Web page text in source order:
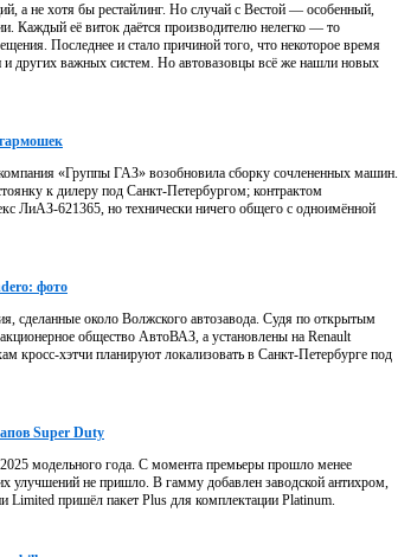
а не хотя бы рестайлинг. Но случай с Вестой — особенный,
Каждый её виток даётся производителю нелегко — то
Последнее и стало причиной того, что некоторое время
и других важных систем. Но автовазовцы всё же нашли новых
«Группы ГАЗ» возобновила сборку сочлененных машин.
к дилеру под Санкт-Петербургом; контрактом
ЛиАЗ-621365, но технически ничего общего с одноимённой
фото
сделанные около Волжского автозавода. Судя по открытым
общество АвтоВАЗ, а установлены на Renault
кросс-хэтчи планируют локализовать в Санкт-Петербурге под
Super Duty
модельного года. С момента премьеры прошло менее
улучшений не пришло. В гамму добавлен заводской антихром,
Limited пришёл пакет Plus для комплектации Platinum.